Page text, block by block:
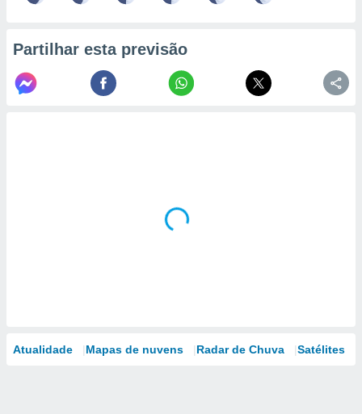
Partilhar esta previsão
Atualidade Mapas de nuvens Radar de Chuva Satélites